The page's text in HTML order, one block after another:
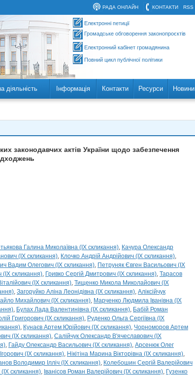
RSS
КОНТАКТИ
РАДА ОНЛАЙН
Електронні петиції
Громадське обговорення законопроєктів
Електронний кабінет громадянина
Повний цикл публічної політики
діяльність Інформація Контакти Ресурси Новини
законодавчих актів України щодо забезпечення
Галина Миколаївна (IX скликання) Качура Олександр
(IX скликання) Клочко Андрій Андрійович (IX скликання)
Вадим Олегович (IX скликання) Петруняк Євген Васильович (IX
скликання) Гривко Сергій Дмитрович (IX скликання) Тарасов
(IX скликання) Тищенко Микола Миколайович (IX
Загоруйко Аліна Леонідівна (IX скликання) Аліксійчук
Михайлович (IX скликання) Марченко Людмила Іванівна (IX
Булах Лада Валентинівна (IX скликання) Бабій Роман
Григорович (IX скликання) Руденко Ольга Сергіївна (IX
Кунаєв Артем Юрійович (IX скликання) Чорноморов Артем
(IX скликання) Салійчук Олександр В'ячеславович (IX
Гайду Олександр Васильович (IX скликання) Арсенюк Олег
(IX скликання) Нікітіна Марина Вікторівна (IX скликання)
Володимир Ілліч (IX скликання) Колебошин Сергій Валерійович
скликання) Іванісов Роман Валерійович (IX скликання) Гузенко